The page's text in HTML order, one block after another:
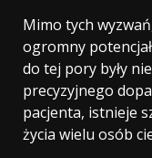
Mimo tych
ogromny
do tej pory były
precyzyjnego
pacjenta, istnieje
życia wielu osób